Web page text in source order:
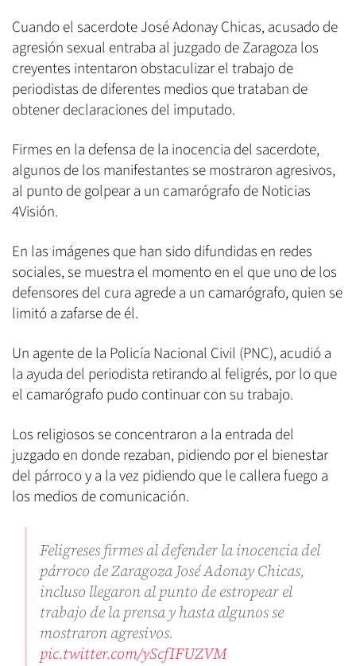
Cuando el sacerdote José Adonay Chicas, acusado de
agresión sexual entraba al juzgado de Zaragoza los
creyentes intentaron obstaculizar el trabajo de
periodistas de diferentes medios que trataban de
obtener declaraciones del imputado.
Firmes en la defensa de la inocencia del sacerdote,
algunos de los manifestantes se mostraron agresivos,
al punto de golpear a un camarógrafo de Noticias
4Visión.
En las imágenes que han sido difundidas en redes
sociales, se muestra el momento en el que uno de los
defensores del cura agrede a un camarógrafo, quien se
limitó a zafarse de él.
Un agente de la Policía Nacional Civil (PNC), acudió a
la ayuda del periodista retirando al feligrés, por lo que
el camarógrafo pudo continuar con su trabajo.
Los religiosos se concentraron a la entrada del
juzgado en donde rezaban, pidiendo por el bienestar
del párroco y a la vez pidiendo que le callera fuego a
los medios de comunicación.
Feligreses firmes al defender la inocencia del
párroco de Zaragoza José Adonay Chicas,
incluso llegaron al punto de estropear el
trabajo de la prensa y hasta algunos se
mostraron agresivos.
pic.twitter.com/yScfIFUZVM